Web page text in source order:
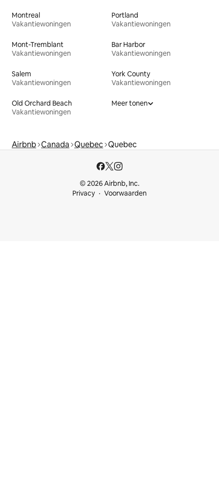
Montreal
Vakantiewoningen
Portland
Vakantiewoningen
Mont-Tremblant
Vakantiewoningen
Bar Harbor
Vakantiewoningen
Salem
Vakantiewoningen
York County
Vakantiewoningen
Old Orchard Beach
Vakantiewoningen
Meer tonen
Airbnb Canada Quebec Quebec
© 2026 Airbnb, Inc.
Privacy
Voorwaarden